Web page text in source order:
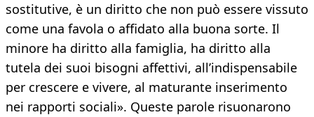
sostitutive, è un diritto che non può essere vissuto
come una favola o affidato alla buona sorte. Il
minore ha diritto alla famiglia, ha diritto alla
tutela dei suoi bisogni affettivi, all’indispensabile
per crescere e vivere, al maturante inserimento
nei rapporti sociali». Queste parole risuonarono